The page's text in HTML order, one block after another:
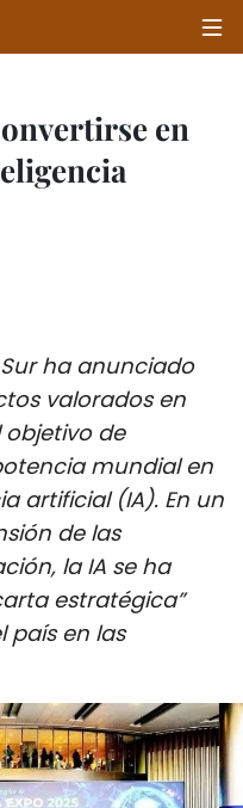
AMBIENTE
MULTIMEDIA
en
ha anunciado
valorados en
objetivo de
mundial en
artificial (IA). En un
de las
la IA se ha
estratégica”
país en las